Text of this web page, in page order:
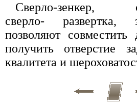
Сверло-зенкер,
сверло- развертка,
позволяют
получить отверстие
квалитета и